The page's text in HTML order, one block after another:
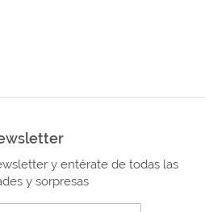
y entérate de todas las
y sorpresas